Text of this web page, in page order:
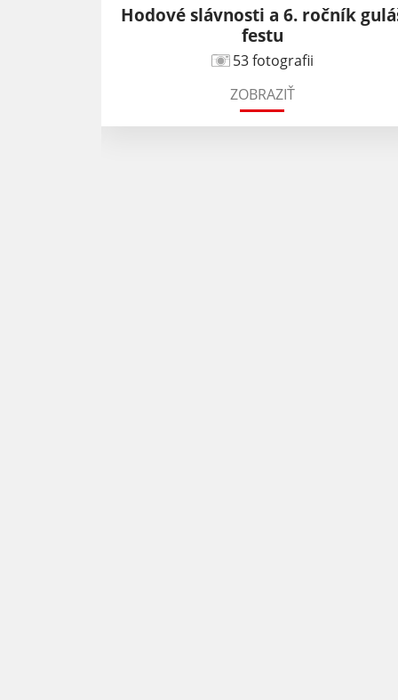
Hodové slávnosti a 6. ročník
festu
53 fotografii
ZOBRAZIŤ